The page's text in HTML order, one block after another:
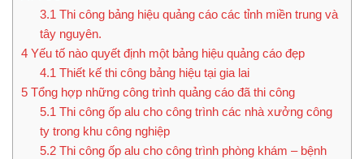
3.1 Thi công bảng hiệu quảng cáo các tỉnh miền trung và
tây nguyên.
4 Yếu tố nào quyết định một bảng hiệu quảng cáo đẹp
4.1 Thiết kế thi công bảng hiệu tại gia lai
5 Tổng hợp những công trình quảng cáo đã thi công
5.1 Thi công ốp alu cho công trình các nhà xưởng công
ty trong khu công nghiệp
5.2Thi công ốp alu cho công trình phòng khám – bệnh